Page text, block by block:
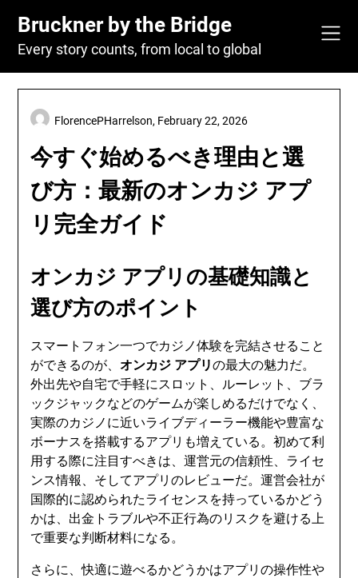
content
Bruckner by the Bridge
Every story counts, from local to global
今すぐ始めるべき理由と選
び方：最新のオンカジ アプ
リ完全ガイド
FlorencePHarrelson, February 22, 2026
オンカジ アプリの基礎知識と
選び方のポイント
スマートフォン一つでカジノ体験を完結させること
ができるのが、オンカジ アプリの最大の魅力だ。
外出先や自宅で手軽にスロット、ルーレット、ブラ
ックジャックなどのゲームが楽しめるだけでなく、
実際のカジノに近いライブディーラー機能や豊富な
ボーナスを搭載するアプリも増えている。初めて利
用する際に注目すべきは、運営元の信頼性、ライセ
ンス情報、そしてアプリのレビューだ。運営会社が
国際的に認められたライセンスを持っているかどう
かは、出金トラブルや不正行為のリスクを避ける上
で重要な判断材料になる。
さらに、快適に遊べるかどうかはアプリの操作性や